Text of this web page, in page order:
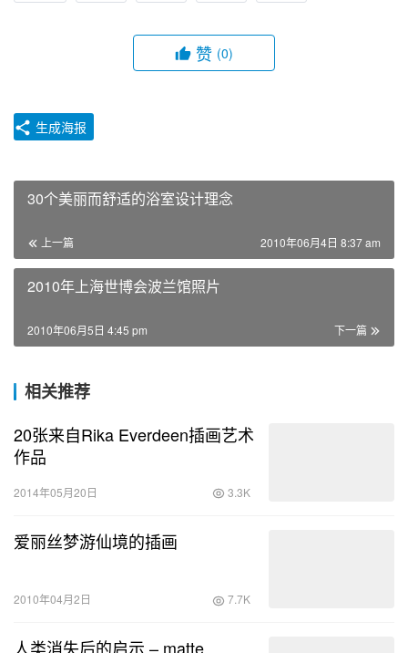
赞 (0)
生成海报
30个美丽而舒适的浴室设计理念
上一篇 2010年06月4日 8:37 am
2010年上海世博会波兰馆照片
下一篇
2010年06月5日 4:45 pm
相关推荐
20张来自Rika Everdeen插画艺术
作品
2014年05月20日 3.3K
爱丽丝梦游仙境的插画
2010年04月2日 7.7K
人类消失后的启示 – matte